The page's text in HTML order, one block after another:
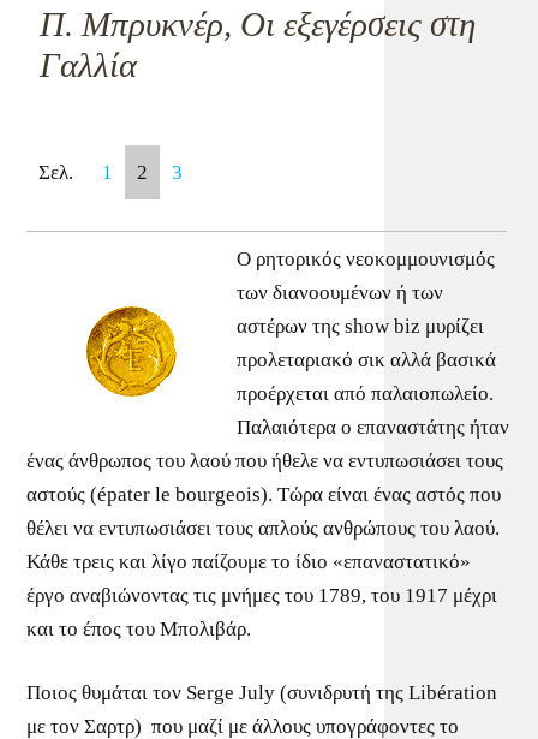
Π. Μπρυκνέρ, Οι εξεγέρσεις στη
Γαλλία
Σελ. 1 2 3
Ο ρητορικός νεοκομμουνισμός
των διανοουμένων ή των
αστέρων της show biz μυρίζει
προλεταριακό σικ αλλά βασικά
προέρχεται από παλαιοπωλείο.
Παλαιότερα ο επαναστάτης ήταν
ένας άνθρωπος του λαού που ήθελε να εντυπωσιάσει τους
αστούς (épater le bourgeois). Τώρα είναι ένας αστός που
θέλει να εντυπωσιάσει τους απλούς ανθρώπους του λαού.
Κάθε τρεις και λίγο παίζουμε το ίδιο «επαναστατικό»
έργο αναβιώνοντας τις μνήμες του 1789, του 1917 μέχρι
και το έπος του Μπολιβάρ.
Ποιος θυμάται τον Serge July (συνιδρυτή της Libération
με τον Σαρτρ) που μαζί με άλλους υπογράφοντες το